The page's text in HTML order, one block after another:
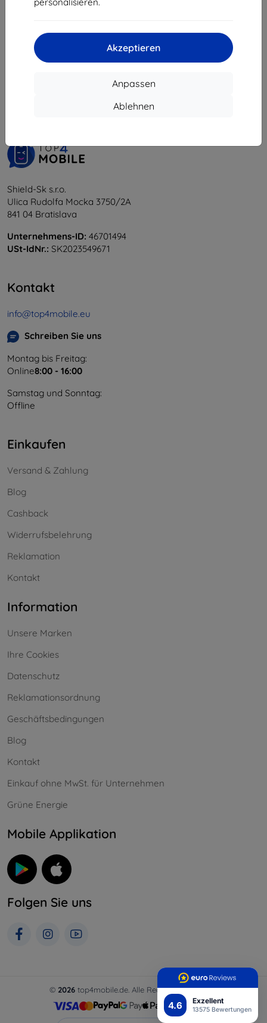
4.6 Exzellent
13575 Bewertungen
Akzeptieren
Anpassen
Ablehnen
vom ganzen5.
Shield-Sk s.r.o.
Ulica Rudolfa Mocka 3750/2A
841 04 Bratislava
Unternehmens-ID: 46701494
USt-IdNr.: SK2023549671
Kontakt
info@top4mobile.eu
Schreiben Sie uns
Montag bis Freitag:
Online8:00 - 16:00
Samstag und Sonntag:
Offline
Einkaufen
Versand & Zahlung
Blog
Cashback
Widerrufsbelehrung
Reklamation
Kontakt
Information
Unsere Marken
Ihre Cookies
Datenschutz
Reklamationsordnung
Geschäftsbedingungen
Blog
Kontakt
Einkauf ohne MwSt. für Unternehmen
Grüne Energie
Mobile Applikation
Folgen Sie uns
© 2026 top4mobile.de. Alle Rechte vorbehalten.